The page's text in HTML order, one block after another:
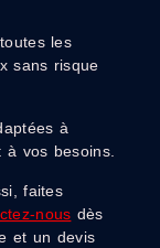
les
sans risque
à
vos besoins.
faites
nous dès
et un devis